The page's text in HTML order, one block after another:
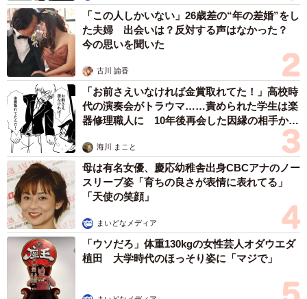
「この人しかいない」26歳差の“年の差婚”をし
た夫婦 出会いは？反対する声はなかった？
今の思いを聞いた
古川 諭香
「お前さえいなければ金賞取れてた！」高校時
代の演奏会がトラウマ……責められた学生は楽
器修理職人に 10年後再会した因縁の相手から
海川 まこと
母は有名女優、慶応幼稚舎出身CBCアナのノー
スリーブ姿「育ちの良さが表情に表れてる」
「天使の笑顔」
まいどなメディア
「ウソだろ」体重130kgの女性芸人オダウエダ
植田 大学時代のほっそり姿に「マジで」